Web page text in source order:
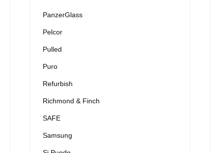
PanzerGlass
Pelcor
Pulled
Puro
Refurbish
Richmond & Finch
SAFE
Samsung